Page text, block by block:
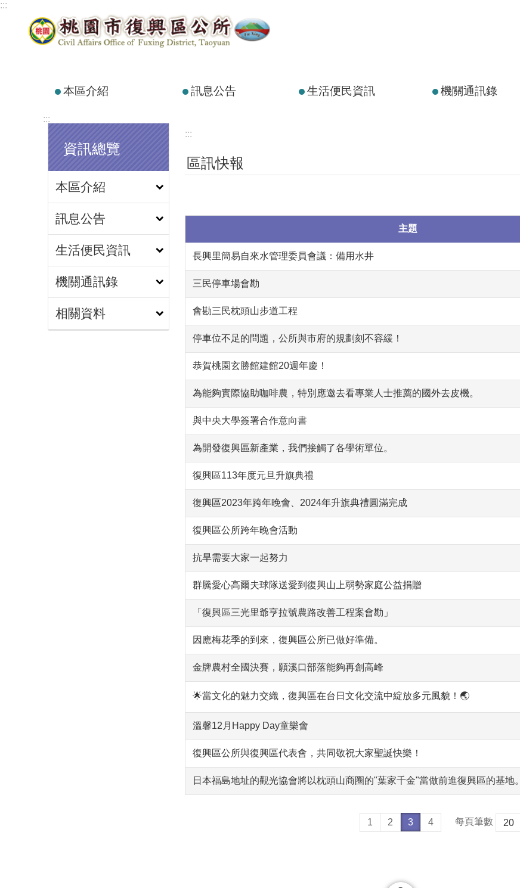
跳到主要內容區塊
:::
本區介紹 訊息公告 生活便民資訊 機關通訊錄
:::
資訊總覽
本區介紹
訊息公告
生活便民資訊
機關通訊錄
相關資料
:::
區訊快報
主題
長興里簡易自來水管理委員會議：備用水井
三民停車場會勘
會勘三民枕頭山步道工程
停車位不足的問題，公所與市府的規劃刻不容緩！
恭賀桃園玄勝館建館20週年慶！
為能夠實際協助咖啡農，特別應邀去看專業人士推薦的國外去皮機。
與中央大學簽署合作意向書
為開發復興區新產業，我們接觸了各學術單位。
復興區113年度元旦升旗典禮
復興區2023年跨年晚會、2024年升旗典禮圓滿完成
復興區公所跨年晚會活動
抗旱需要大家一起努力
群騰愛心高爾夫球隊送愛到復興山上弱勢家庭公益捐贈
「復興區三光里爺亨拉號農路改善工程案會勘」
因應梅花季的到來，復興區公所已做好準備。
金牌農村全國決賽，願溪口部落能夠再創高峰
🌟當文化的魅力交織，復興區在台日文化交流中綻放多元風貌！🌏
溫馨12月Happy Day童樂會
復興區公所與復興區代表會，共同敬祝大家聖誕快樂！
日本福島地址的觀光協會將以枕頭山商圈的"葉家千金"當做前進復興區的基地。
1 2 3 4 每頁筆數